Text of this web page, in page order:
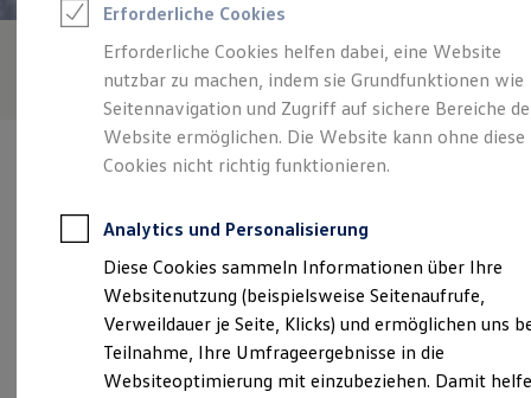
Leasing
Leasing-Angebote
Gebrauchtwagen Leasing
Junge Gebrauchtwagen-Leasing
Elektroauto Leasing
Kleinwagen-Leasing
Leasing ohne Anzahlung
Finanzierung
Kfz-Versicherung
Restschuldversicherungen
Garantien
Wartungsverträge
Geschäftskunden
Professional Class bei Volkswagen
Großkunden
Behörden
Verantwortlich für die Inhalte auf dieser Seite ist die Autohaus
Thomas Knott GmbH (Impressum & Rechtliches)
Erforderliche Cookies
Erforderliche Cookies helfen dabei, eine Website
nutzbar zu machen, indem sie Grundfunktionen wie
Seitennavigation und Zugriff auf sichere Bereiche
Website ermöglichen. Die Website kann ohne diese
Cookies nicht richtig funktionieren.
Analytics und Personalisierung
Diese Cookies sammeln Informationen über Ihre
Websitenutzung (beispielsweise Seitenaufrufe,
Verweildauer je Seite, Klicks) und ermöglichen uns
Teilnahme, Ihre Umfrageergebnisse in die
Websiteoptimierung mit einzubeziehen. Damit